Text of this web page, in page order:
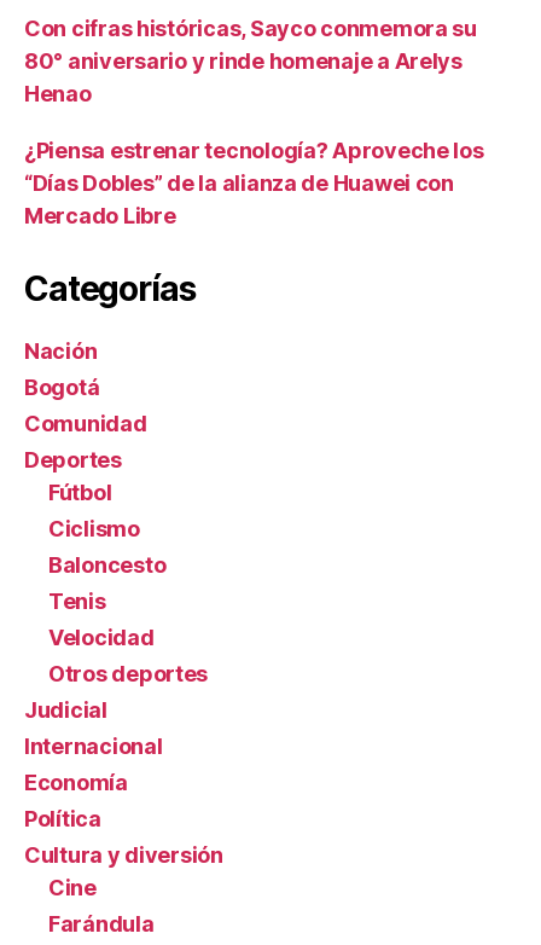
Con cifras históricas, Sayco conmemora su
80° aniversario y rinde homenaje a Arelys
Henao
¿Piensa estrenar tecnología? Aproveche los
“Días Dobles” de la alianza de Huawei con
Mercado Libre
Categorías
Nación
Bogotá
Comunidad
Deportes
Fútbol
Ciclismo
Baloncesto
Tenis
Velocidad
Otros deportes
Judicial
Internacional
Economía
Política
Cultura y diversión
Cine
Farándula